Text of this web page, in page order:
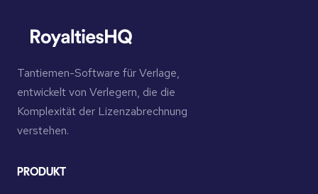
Tantiemen-Software für Verlage,
entwickelt von Verlegern, die die
Komplexität der Lizenzabrechnung
verstehen.
PRODUKT